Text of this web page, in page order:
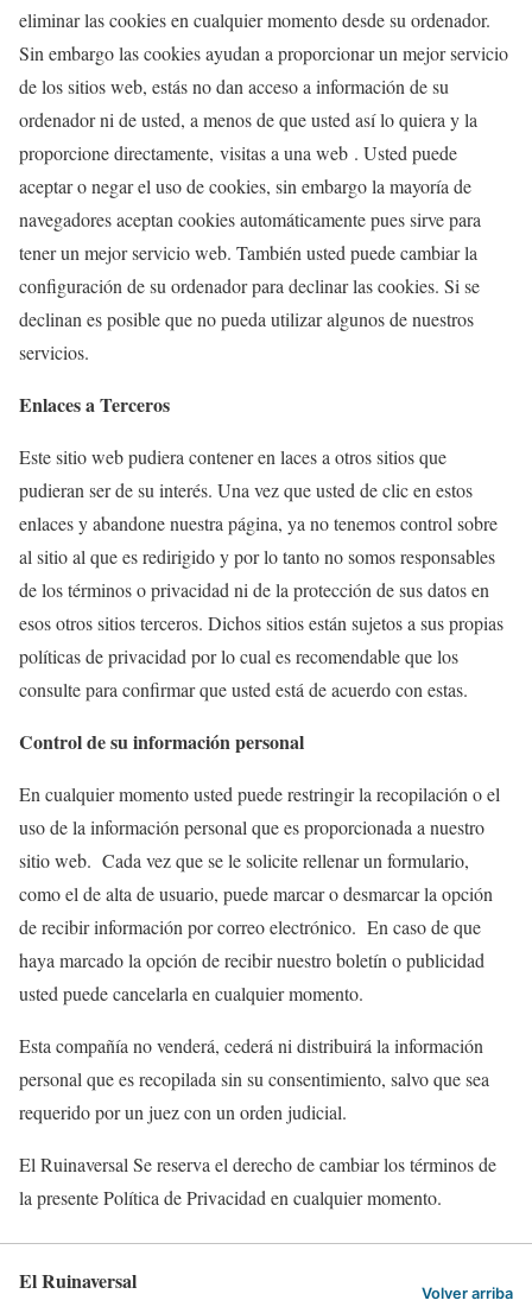
eliminar las cookies en cualquier momento desde su ordenador.
Sin embargo las cookies ayudan a proporcionar un mejor servicio
de los sitios web, estás no dan acceso a información de su
ordenador ni de usted, a menos de que usted así lo quiera y la
proporcione directamente, visitas a una web . Usted puede
aceptar o negar el uso de cookies, sin embargo la mayoría de
navegadores aceptan cookies automáticamente pues sirve para
tener un mejor servicio web. También usted puede cambiar la
configuración de su ordenador para declinar las cookies. Si se
declinan es posible que no pueda utilizar algunos de nuestros
servicios.
Enlaces a Terceros
Este sitio web pudiera contener en laces a otros sitios que
pudieran ser de su interés. Una vez que usted de clic en estos
enlaces y abandone nuestra página, ya no tenemos control sobre
al sitio al que es redirigido y por lo tanto no somos responsables
de los términos o privacidad ni de la protección de sus datos en
esos otros sitios terceros. Dichos sitios están sujetos a sus propias
políticas de privacidad por lo cual es recomendable que los
consulte para confirmar que usted está de acuerdo con estas.
Control de su información personal
En cualquier momento usted puede restringir la recopilación o el
uso de la información personal que es proporcionada a nuestro
sitio web. Cada vez que se le solicite rellenar un formulario,
como el de alta de usuario, puede marcar o desmarcar la opción
de recibir información por correo electrónico. En caso de que
haya marcado la opción de recibir nuestro boletín o publicidad
usted puede cancelarla en cualquier momento.
Esta compañía no venderá, cederá ni distribuirá la información
personal que es recopilada sin su consentimiento, salvo que sea
requerido por un juez con un orden judicial.
El Ruinaversal Se reserva el derecho de cambiar los términos de
la presente Política de Privacidad en cualquier momento.
El Ruinaversal Volver arriba